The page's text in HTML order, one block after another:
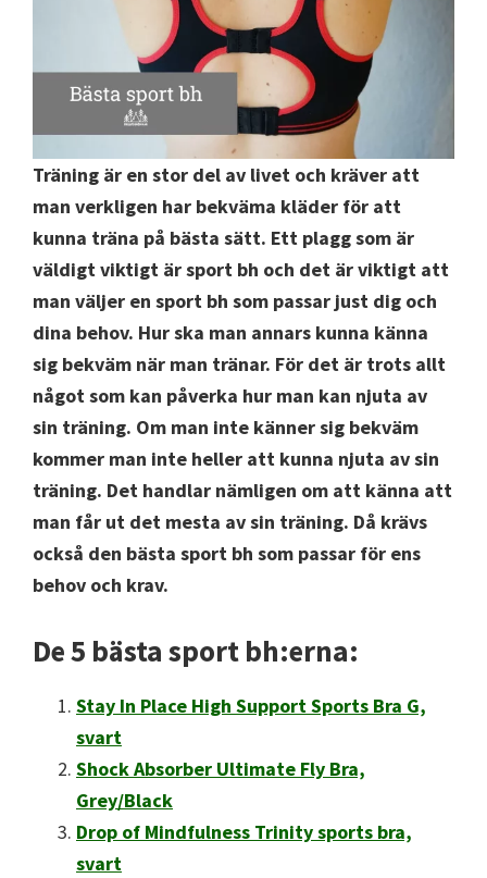
Träning är en stor del av livet och kräver att
man verkligen har bekväma kläder för att
kunna träna på bästa sätt. Ett plagg som är
väldigt viktigt är sport bh och det är viktigt att
man väljer en sport bh som passar just dig och
dina behov. Hur ska man annars kunna känna
sig bekväm när man tränar. För det är trots allt
något som kan påverka hur man kan njuta av
sin träning. Om man inte känner sig bekväm
kommer man inte heller att kunna njuta av sin
träning. Det handlar nämligen om att känna att
man får ut det mesta av sin träning. Då krävs
också den bästa sport bh som passar för ens
behov och krav.
De 5 bästa sport bh:erna:
Stay In Place High Support Sports Bra G,
svart
Shock Absorber Ultimate Fly Bra,
Grey/Black
Drop of Mindfulness Trinity sports bra,
svart